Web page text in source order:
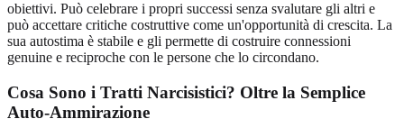
obiettivi. Può celebrare i propri successi senza svalutare gli altri e
può accettare critiche costruttive come un'opportunità di crescita. La
sua autostima è stabile e gli permette di costruire connessioni
genuine e reciproche con le persone che lo circondano.
Cosa Sono i Tratti Narcisistici? Oltre la Semplice
Auto-Ammirazione